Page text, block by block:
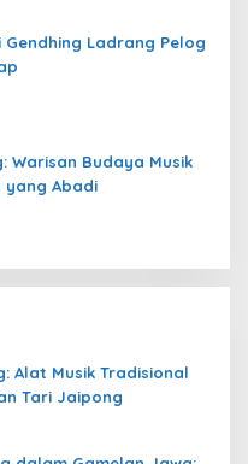
Ladrang Pelog
Warisan Budaya Musik
yang Abadi
Alat Musik Tradisional
Tari Jaipong